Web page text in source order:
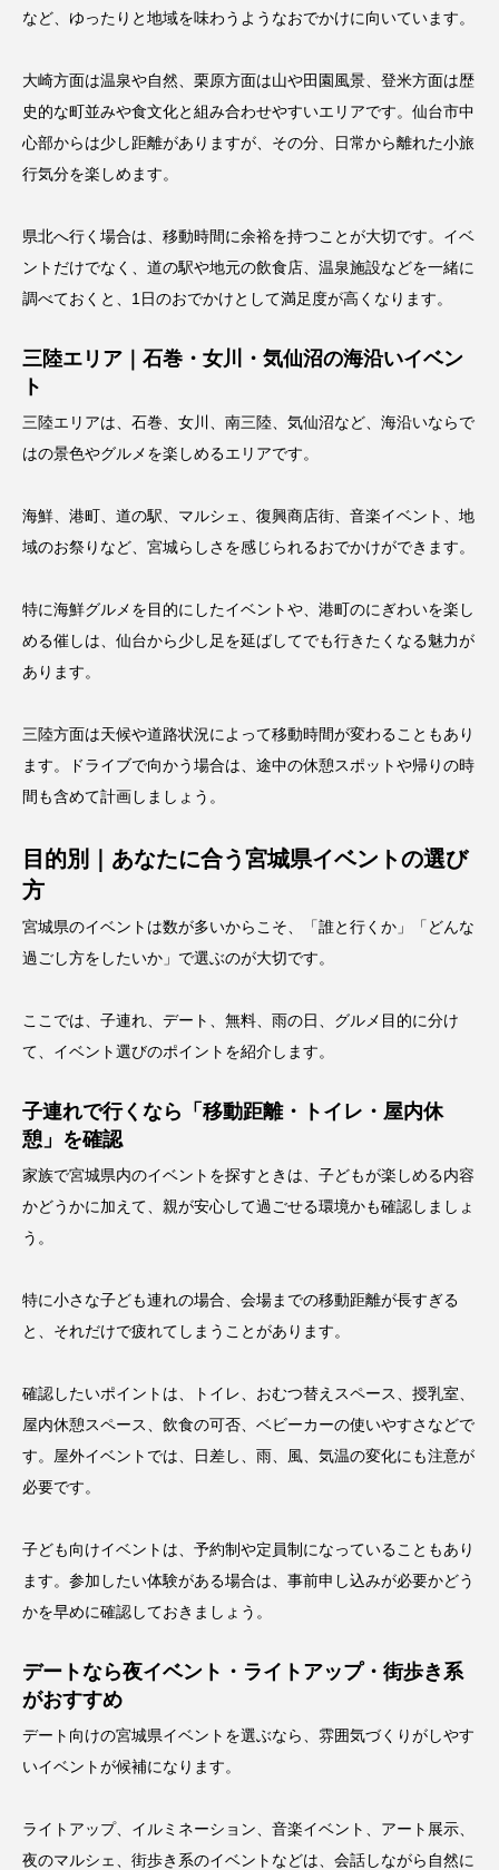
など、ゆったりと地域を味わうようなおでかけに向いています。
大崎方面は温泉や自然、栗原方面は山や田園風景、登米方面は歴
史的な町並みや食文化と組み合わせやすいエリアです。仙台市中
心部からは少し距離がありますが、その分、日常から離れた小旅
行気分を楽しめます。
県北へ行く場合は、移動時間に余裕を持つことが大切です。イベ
ントだけでなく、道の駅や地元の飲食店、温泉施設などを一緒に
調べておくと、1日のおでかけとして満足度が高くなります。
三陸エリア｜石巻・女川・気仙沼の海沿いイベン
ト
三陸エリアは、石巻、女川、南三陸、気仙沼など、海沿いならで
はの景色やグルメを楽しめるエリアです。
海鮮、港町、道の駅、マルシェ、復興商店街、音楽イベント、地
域のお祭りなど、宮城らしさを感じられるおでかけができます。
特に海鮮グルメを目的にしたイベントや、港町のにぎわいを楽し
める催しは、仙台から少し足を延ばしてでも行きたくなる魅力が
あります。
三陸方面は天候や道路状況によって移動時間が変わることもあり
ます。ドライブで向かう場合は、途中の休憩スポットや帰りの時
間も含めて計画しましょう。
目的別｜あなたに合う宮城県イベントの選び
方
宮城県のイベントは数が多いからこそ、「誰と行くか」「どんな
過ごし方をしたいか」で選ぶのが大切です。
ここでは、子連れ、デート、無料、雨の日、グルメ目的に分け
て、イベント選びのポイントを紹介します。
子連れで行くなら「移動距離・トイレ・屋内休
憩」を確認
家族で宮城県内のイベントを探すときは、子どもが楽しめる内容
かどうかに加えて、親が安心して過ごせる環境かも確認しましょ
う。
特に小さな子ども連れの場合、会場までの移動距離が長すぎる
と、それだけで疲れてしまうことがあります。
確認したいポイントは、トイレ、おむつ替えスペース、授乳室、
屋内休憩スペース、飲食の可否、ベビーカーの使いやすさなどで
す。屋外イベントでは、日差し、雨、風、気温の変化にも注意が
必要です。
子ども向けイベントは、予約制や定員制になっていることもあり
ます。参加したい体験がある場合は、事前申し込みが必要かどう
かを早めに確認しておきましょう。
デートなら夜イベント・ライトアップ・街歩き系
がおすすめ
デート向けの宮城県イベントを選ぶなら、雰囲気づくりがしやす
いイベントが候補になります。
ライトアップ、イルミネーション、音楽イベント、アート展示、
夜のマルシェ、街歩き系のイベントなどは、会話しながら自然に